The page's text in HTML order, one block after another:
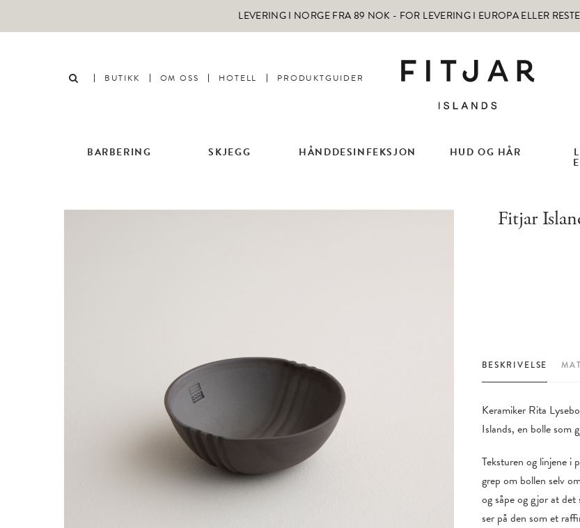
LEVERING I NORGE FRA 89 NOK - FOR LEVERING I EUROPA ELLER
BUTIKK OM OSS HOTELL PRODUKTGUIDER
BARBERING SKJEGG HÅNDDESINFEKSJON HUD OG HÅR
Fitjar
BESKRIVELSE
Keramiker Rita
Islands, en bolle som
Teksturen og linjene i
grep om bollen selv
og såpe og gjør at
ser på den som et